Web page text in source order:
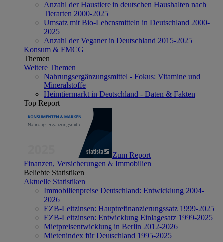
Anzahl der Haustiere in deutschen Haushalten nach
Tierarten 2000-2025
Umsatz mit Bio-Lebensmitteln in Deutschland 2000-
2025
Anzahl der Veganer in Deutschland 2015-2025
Konsum & FMCG
Themen
Weitere Themen
Nahrungsergänzungsmittel - Fokus: Vitamine und
Mineralstoffe
Heimtiermarkt in Deutschland - Daten & Fakten
Top Report
Zum Report
Finanzen, Versicherungen & Immobilien
Beliebte Statistiken
Aktuelle Statistiken
Immobilienpreise Deutschland: Entwicklung 2004-
2026
EZB-Leitzinsen: Hauptrefinanzierungssatz 1999-2025
EZB-Leitzinsen: Entwicklung Einlagesatz 1999-2025
Mietpreisentwicklung in Berlin 2012-2026
Mietenindex für Deutschland 1995-2025